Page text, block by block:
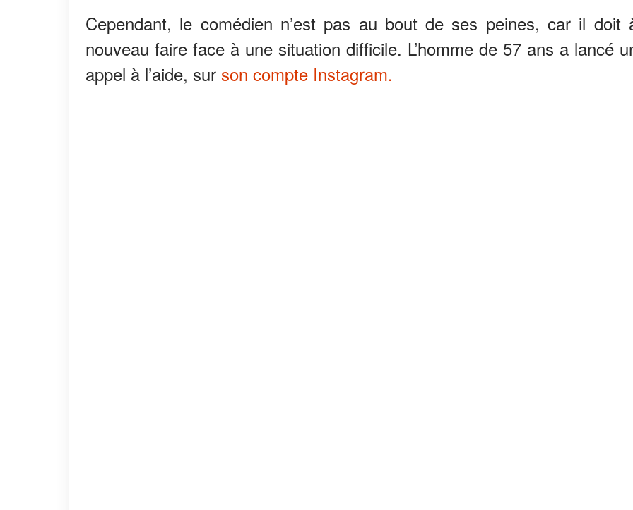
Cependant, le comédien n’est pas au bout de ses peines, car il doit
nouveau faire face à une situation difficile. L’homme de 57 ans a lancé
appel à l’aide, sur son compte Instagram.